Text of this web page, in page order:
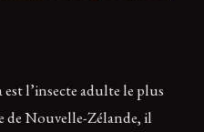
est l’insecte adulte le plus
de Nouvelle-Zélande, il